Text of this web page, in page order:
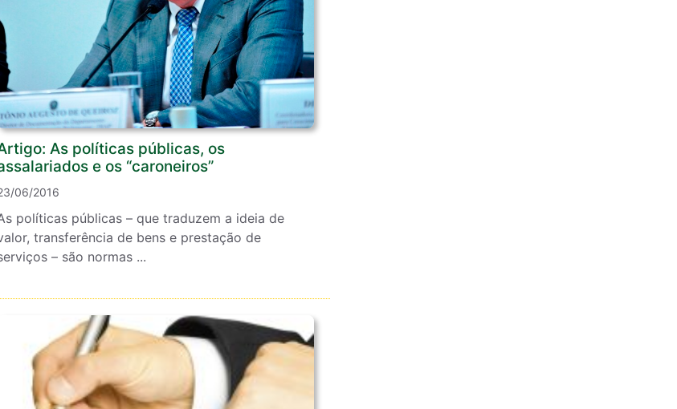
As políticas públicas, os
e os “caroneiros”
06/2016
políticas públicas – que traduzem a ideia de
transferência de bens e prestação de
– são normas ...